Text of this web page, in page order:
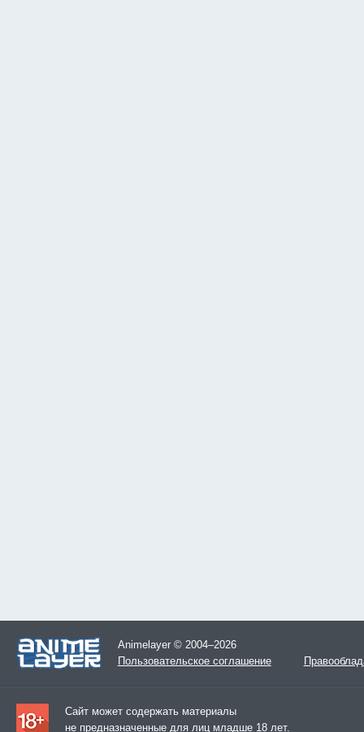
Animelayer © 2004–2026
Пользовательское соглашение
Сайт может содержать материалы
не предназначенные для лиц младше 18 лет.